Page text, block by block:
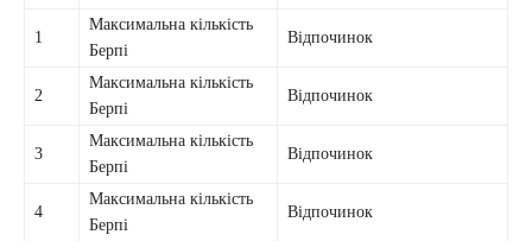
1
Максимальна кількість
Берпі
Відпочинок
2
Максимальна кількість
Берпі
Відпочинок
3
Максимальна кількість
Берпі
Відпочинок
4
Максимальна кількість
Берпі
Відпочинок